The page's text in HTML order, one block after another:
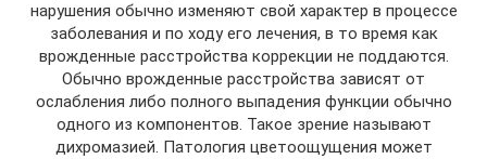
нарушения обычно изменяют свой характер в процессе
заболевания и по ходу его лечения, в то время как
врожденные расстройства коррекции не поддаются.
Обычно врожденные расстройства зависят от
ослабления либо полного выпадения функции обычно
одного из компонентов. Такое зрение называют
дихромазией. Патология цветоощущения может